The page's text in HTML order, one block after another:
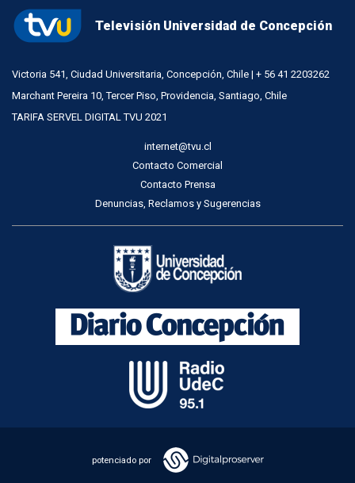
Televisión Universidad de Concepción
Victoria 541, Ciudad Universitaria, Concepción, Chile | + 56 41 2203262
Marchant Pereira 10, Tercer Piso, Providencia, Santiago, Chile
TARIFA SERVEL DIGITAL TVU 2021
internet@tvu.cl
Contacto Comercial
Contacto Prensa
Denuncias, Reclamos y Sugerencias
potenciado por